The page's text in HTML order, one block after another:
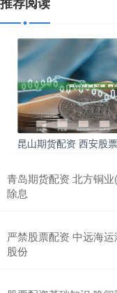
昆山期货配资 西安股
青岛期货配资 北方铜
除息
严禁股票配资 中远海
股份